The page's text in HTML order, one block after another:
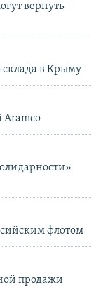
вернуть
в Крыму
Aramco
флотом
продажи